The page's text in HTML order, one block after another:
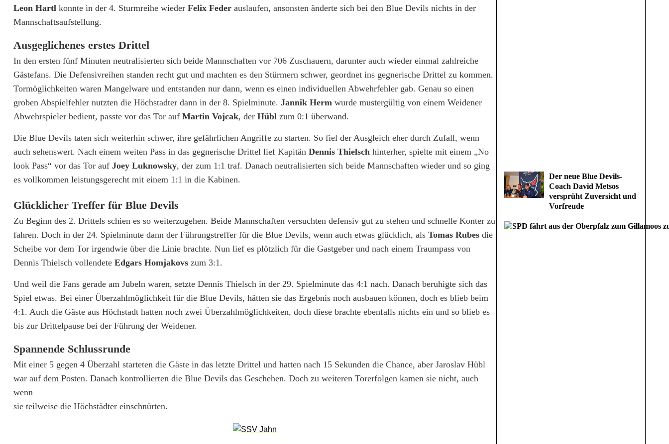
e
D
e
v
i
l
s
f
e
i
r
n
H
i
m
s
i
e
g
Leon Hartl konnte in der 4. Sturmreihe wieder Felix Feder auslaufen, ansonsten änderte sich bei den Blue Devils nichts in der
Mannschaftsaufstellung.
Ausgeglichenes erstes Drittel
In den ersten fünf Minuten neutralisierten sich beide Mannschaften vor 706 Zuschauern, darunter auch wieder einmal zahlreiche
Gästefans. Die Defensivreihen standen recht gut und machten es den Stürmern schwer, geordnet ins gegnerische Drittel zu kommen.
Tormöglichkeiten waren Mangelware und entstanden nur dann, wenn es einen individuellen Abwehrfehler gab. Genau so einen
groben Abspielfehler nutzten die Höchstadter dann in der 8. Spielminute. Jannik Herm wurde mustergültig von einem Weidener
Abwehrspieler bedient, passte vor das Tor auf Martin Vojcak, der Hübl zum 0:1 überwand.
Die Blue Devils taten sich weiterhin schwer, ihre gefährlichen Angriffe zu starten. So fiel der Ausgleich eher durch Zufall, wenn
auch sehenswert. Nach einem weiten Pass in das gegnerische Drittel lief Kapitän Dennis Thielsch hinterher, spielte mit einem „No
look Pass“ vor das Tor auf Joey Luknowsky, der zum 1:1 traf. Danach neutralisierten sich beide Mannschaften wieder und so ging
es vollkommen leistungsgerecht mit einem 1:1 in die Kabinen.
Glücklicher Treffer für Blue Devils
Zu Beginn des 2. Drittels schien es so weiterzugehen. Beide Mannschaften versuchten defensiv gut zu stehen und schnelle Konter zu
fahren. Doch in der 24. Spielminute dann der Führungstreffer für die Blue Devils, wenn auch etwas glücklich, als Tomas Rubes die
Scheibe vor dem Tor irgendwie über die Linie brachte. Nun lief es plötzlich für die Gastgeber und nach einem Traumpass von
Dennis Thielsch vollendete Edgars Homjakovs zum 3:1.
Und weil die Fans gerade am Jubeln waren, setzte Dennis Thielsch in der 29. Spielminute das 4:1 nach. Danach beruhigte sich das
Spiel etwas. Bei einer Überzahlmöglichkeit für die Blue Devils, hätten sie das Ergebnis noch ausbauen können, doch es blieb beim
4:1. Auch die Gäste aus Höchstadt hatten noch zwei Überzahlmöglichkeiten, doch diese brachte ebenfalls nichts ein und so blieb es
bis zur Drittelpause bei der Führung der Weidener.
Spannende Schlussrunde
Mit einer 5 gegen 4 Überzahl starteten die Gäste in das letzte Drittel und hatten nach 15 Sekunden die Chance, aber Jaroslav Hübl
war auf dem Posten. Danach kontrollierten die Blue Devils das Geschehen. Doch zu weiteren Torerfolgen kamen sie nicht, auch
wenn
sie teilweise die Höchstädter einschnürten.
Der neue Blue Devils-
Coach David Metsos
versprüht Zuversicht und
Vorfreude